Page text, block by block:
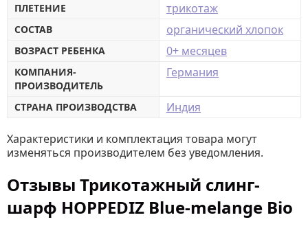
ПЛЕТЕНИЕ трикотаж
СОСТАВ органический хлопок
ВОЗРАСТ РЕБЕНКА 0+ месяцев
КОМПАНИЯ-
ПРОИЗВОДИТЕЛЬ
Германия
СТРАНА ПРОИЗВОДСТВА Индия
Характеристики и комплектация товара могут
изменяться производителем без уведомления.
Отзывы Трикотажный слинг-
шарф HOPPEDIZ Blue-melange Bio